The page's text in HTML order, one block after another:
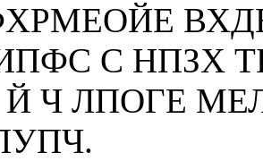
С НПЗХ
Й Ч ЛПОГЕ